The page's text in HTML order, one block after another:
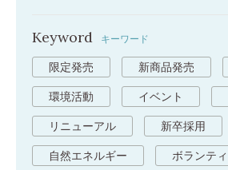
Keyword キーワード
限定発売 新商品発売
環境活動 イベント
リニューアル 新卒採用
自然エネルギー ボランテ